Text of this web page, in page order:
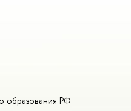
образования РФ